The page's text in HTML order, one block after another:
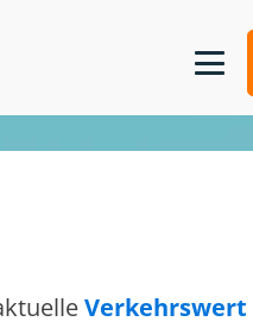
Verkehrswert